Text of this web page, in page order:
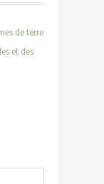
de terre
et des